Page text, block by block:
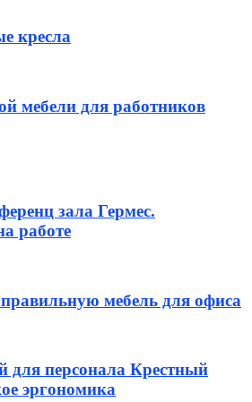
кресла
мебели для работников
зала Гермес.
работе
мебель для офиса
для персонала Крестный
эргономика